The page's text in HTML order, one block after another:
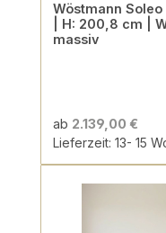
Wöstmann
| H: 200,8 cm |
massiv
ab 2.139,00 €
Lieferzeit: 13- 15